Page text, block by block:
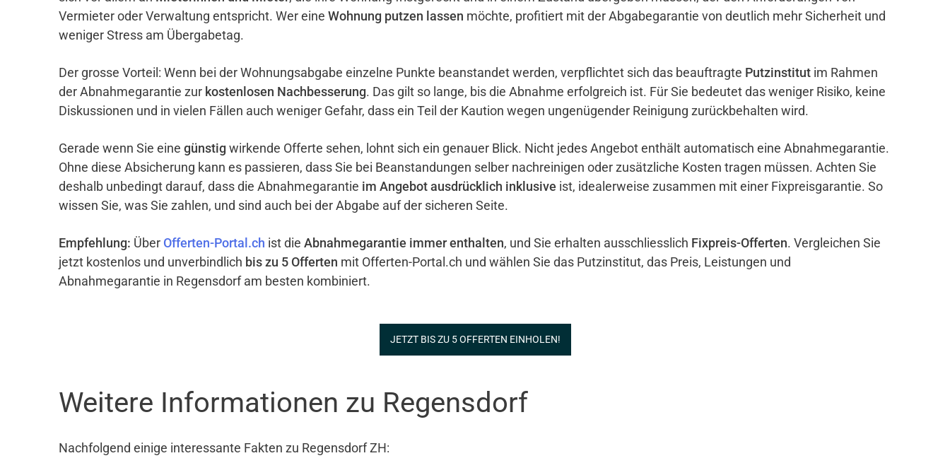
Vermieter oder Verwaltung entspricht. Wer eine Wohnung putzen lassen möchte, profitiert mit der Abgabegarantie von deutlich mehr Sicherheit und
weniger Stress am Übergabetag.
Der grosse Vorteil: Wenn bei der Wohnungsabgabe einzelne Punkte beanstandet werden, verpflichtet sich das beauftragte Putzinstitut im Rahmen
der Abnahmegarantie zur kostenlosen Nachbesserung. Das gilt so lange, bis die Abnahme erfolgreich ist. Für Sie bedeutet das weniger Risiko, keine
Diskussionen und in vielen Fällen auch weniger Gefahr, dass ein Teil der Kaution wegen ungenügender Reinigung zurückbehalten wird.
Gerade wenn Sie eine günstig wirkende Offerte sehen, lohnt sich ein genauer Blick. Nicht jedes Angebot enthält automatisch eine Abnahmegarantie.
Ohne diese Absicherung kann es passieren, dass Sie bei Beanstandungen selber nachreinigen oder zusätzliche Kosten tragen müssen. Achten Sie
deshalb unbedingt darauf, dass die Abnahmegarantie im Angebot ausdrücklich inklusive ist, idealerweise zusammen mit einer Fixpreisgarantie. So
wissen Sie, was Sie zahlen, und sind auch bei der Abgabe auf der sicheren Seite.
Empfehlung: Über Offerten-Portal.ch ist die Abnahmegarantie immer enthalten, und Sie erhalten ausschliesslich Fixpreis-Offerten. Vergleichen Sie
jetzt kostenlos und unverbindlich bis zu 5 Offerten mit Offerten-Portal.ch und wählen Sie das Putzinstitut, das Preis, Leistungen und
Abnahmegarantie in Regensdorf am besten kombiniert.
JETZT BIS ZU 5 OFFERTEN EINHOLEN!
Weitere Informationen zu Regensdorf
Nachfolgend einige interessante Fakten zu Regensdorf ZH: